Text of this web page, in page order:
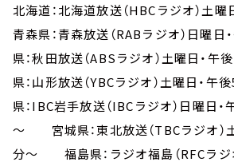
北海道：北海道放送（HBCラジオ）土
青森県：青森放送（RABラジオ）日
県：秋田放送（ABSラジオ）土曜日
県：山形放送（YBCラジオ）土曜日
県：IBC岩手放送（IBCラジオ）日曜日
～ 宮城県：東北放送（TBCラジオ）
分～ 福島県：ラジオ福島（RFCラジ